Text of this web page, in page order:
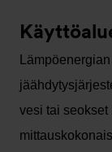
vesi tai